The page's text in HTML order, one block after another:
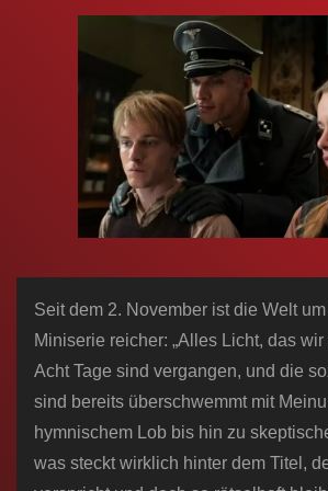
Seit dem 2. November ist die Welt
Miniserie reicher: „Alles Licht, das wir
Acht Tage sind vergangen, und die
sind bereits überschwemmt mit
hymnischem Lob bis hin zu
was steckt wirklich hinter dem Titel,